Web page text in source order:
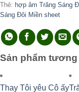
Thẻ: hợp âm Trăng Sáng
Sáng Đôi Miền sheet
Sản phẩm
Thay Tôi yêu Cô ấy